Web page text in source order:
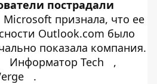
пострадали
Microsoft признала, что ее
Outlook.com было
показала компания.
Информатор Tech
,
.